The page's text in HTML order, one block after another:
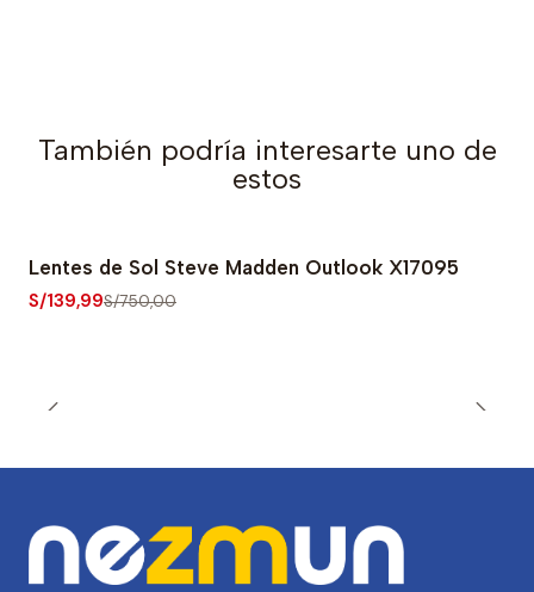
También podría interesarte uno de
estos
-81% OFF
Lentes de Sol Steve Madden Outlook X17095
S/139,99S/750,00